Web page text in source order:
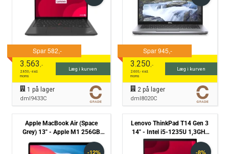
3.563,-
2.850,- excl.
moms
Læg i kurven
1 på lager
dml9433C
3.250,-
2.600,- excl.
moms
Læg i kurven
2 på lager
dml8020C
Apple MacBook Air (Space
Grey) 13" - Apple M1 256GB
SSD 8GB (2020) - Grade C
Lenovo ThinkPad T14 Gen 3
14" - Intel i5-1235U 1,3GHz
256GB NVMe 16GB Win11
Pro - Grade B